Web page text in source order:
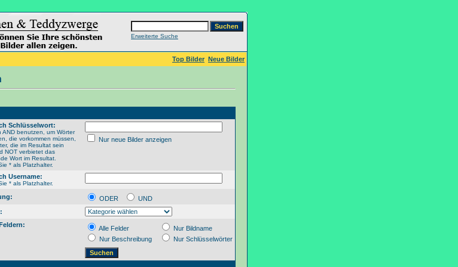
Erweiterte Suche
Top Bilder Neue Bilder
Schlüsselwort:
AND benutzen, um Wörter
die vorkommen müssen,
die im Resultat sein
NOT verbietet das
Wort im Resultat.
* als Platzhalter.
Nur neue Bilder anzeigen
Username:
* als Platzhalter.
ODER
UND
Alle Felder
Nur Bildname
Nur Beschreibung
Nur Schlüsselwörter